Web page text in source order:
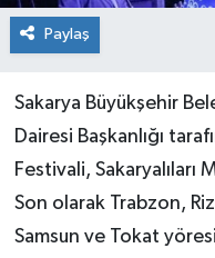
Paylaş
Sakarya Büyükşehir
Dairesi Başkanlığı
Festivali, Sakaryalıları
Son olarak Trabzon,
Samsun ve Tokat